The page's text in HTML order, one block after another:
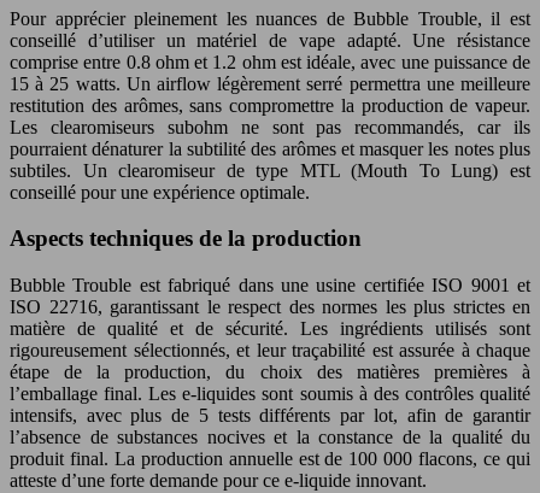
Pour apprécier pleinement les nuances de Bubble Trouble, il est
conseillé d’utiliser un matériel de vape adapté. Une résistance
comprise entre 0.8 ohm et 1.2 ohm est idéale, avec une puissance de
15 à 25 watts. Un airflow légèrement serré permettra une meilleure
restitution des arômes, sans compromettre la production de vapeur.
Les clearomiseurs subohm ne sont pas recommandés, car ils
pourraient dénaturer la subtilité des arômes et masquer les notes plus
subtiles. Un clearomiseur de type MTL (Mouth To Lung) est
conseillé pour une expérience optimale.
Aspects techniques de la production
Bubble Trouble est fabriqué dans une usine certifiée ISO 9001 et
ISO 22716, garantissant le respect des normes les plus strictes en
matière de qualité et de sécurité. Les ingrédients utilisés sont
rigoureusement sélectionnés, et leur traçabilité est assurée à chaque
étape de la production, du choix des matières premières à
l’emballage final. Les e-liquides sont soumis à des contrôles qualité
intensifs, avec plus de 5 tests différents par lot, afin de garantir
l’absence de substances nocives et la constance de la qualité du
produit final. La production annuelle est de 100 000 flacons, ce qui
atteste d’une forte demande pour ce e-liquide innovant.